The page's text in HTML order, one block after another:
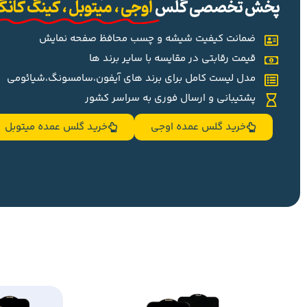
پخش تخصصی گلساوجی ، میتوبل ، کینگ
ضمانت کیفیت شیشه و چسب محافظ صفحه نمایش
قیمت رقابتی در مقایسه با سایر برند ها
مدل لیست کامل برای برند های آیفون،سامسونگ،شیائومی
پشتیبانی و ارسال فوری به سراسر کشور
خرید گلس عمده اوجی
خرید گلس عمده میتوبل